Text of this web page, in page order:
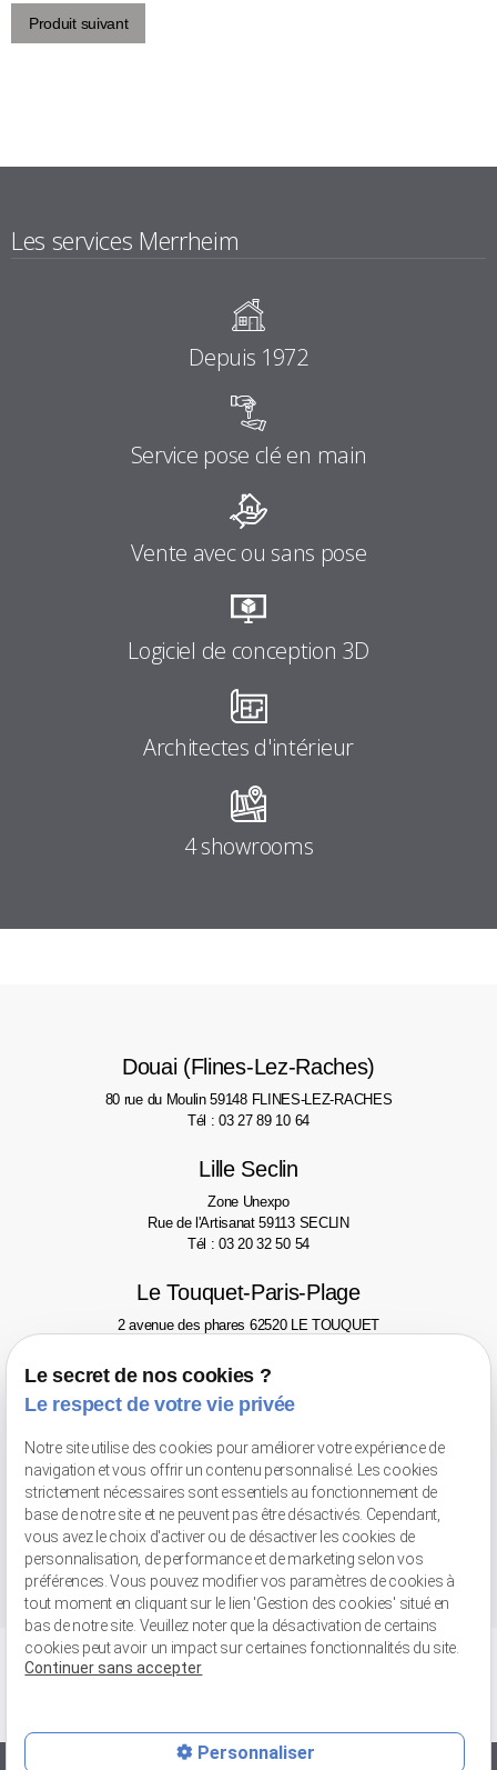
Produit suivant
Les services Merrheim
Depuis 1972
Service pose clé en main
Vente avec ou sans pose
Logiciel de conception 3D
Architectes d'intérieur
4 showrooms
Douai (Flines-Lez-Raches)
80 rue du Moulin59148 FLINES-LEZ-RACHES
Tél : 03 27 89 10 64
Lille Seclin
Zone Unexpo
Rue de l'Artisanat59113 SECLIN
Tél : 03 20 32 50 54
Le Touquet-Paris-Plage
2 avenue des phares 62520 LE TOUQUET
Valenciennes
Tél : 03 66 20 02 52
Retrait de marchandises
56 bis rue Jean-Chemin
59148 FLINES-LEZ-RACHES
Tél : 03 27 89 04 31
Le secret de nos cookies ?
Le respect de votre vie privée
Notre site utilise des cookies pour améliorer votre expérience de
navigation et vous offrir un contenu personnalisé. Les cookies
strictement nécessaires sont essentiels au fonctionnement de
base de notre site et ne peuvent pas être désactivés. Cependant,
vous avez le choix d'activer ou de désactiver les cookies de
personnalisation, de performance et de marketing selon vos
préférences. Vous pouvez modifier vos paramètres de cookies à
tout moment en cliquant sur le lien 'Gestion des cookies' situé en
bas de notre site. Veuillez noter que la désactivation de certains
cookies peut avoir un impact sur certaines fonctionnalités du site.
Continuer sans accepter
Personnaliser